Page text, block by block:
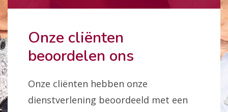
Onze cliënten
beoordelen ons
Onze cliënten hebben onze
dienstverlening beoordeeld met een